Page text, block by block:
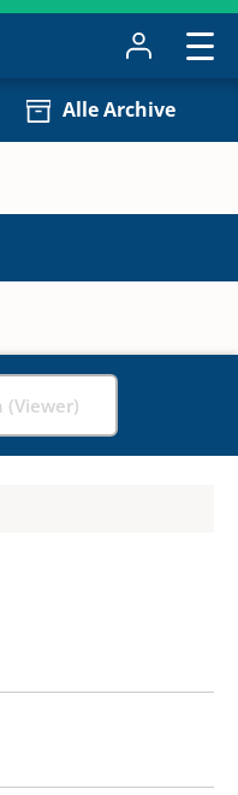
Alle Archive
(Viewer)